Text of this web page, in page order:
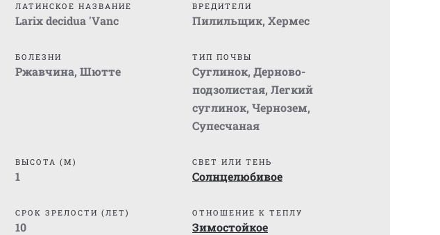
ЛАТИНСКОЕ НАЗВАНИЕ
Larix decidua 'Vanc
ВРЕДИТЕЛИ
Пилильщик, Хермес
БОЛЕЗНИ
Ржавчина, Шютте
ТИП ПОЧВЫ
Суглинок, Дерново-
подзолистая, Легкий
суглинок, Чернозем,
Супесчаная
ВЫСОТА (М)
1
СВЕТ ИЛИ ТЕНЬ
Солнцелюбивое
СРОК ЗРЕЛОСТИ (ЛЕТ)
10
ОТНОШЕНИЕ К ТЕПЛУ
Зимостойкое